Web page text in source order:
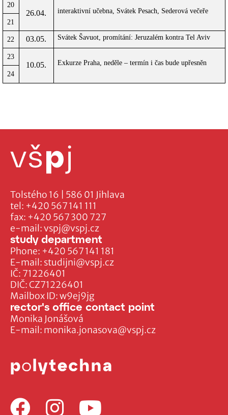
20
26.04.
interaktivní učebna, Svátek Pesach, Sederová večeře
21
22 03.05. Svátek Šavuot, promítání: Jeruzalém kontra Tel Aviv
23
10.05.
Exkurze Praha, neděle – termín i čas bude upřesněn
24
Tolstého 16 | 586 01 Jihlava
tel: +420 567 141 111
fax: +420 567 300 727
e-mail:vspj@vspj.cz
IČ: 71226401
DIČ: CZ71226401
Mailbox ID: w9ej9jg
study department
Phone: +420 567 141 181
E-mail: studijni@vspj.cz
rector's office contact point
Monika Jonášová
E-mail: monika.jonasova@vspj.cz